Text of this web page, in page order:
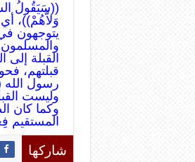
((سَيَقُولُ
وَلاَّهُمْ))،
يتوجهون
والمسلمون
القبلة
قبلتهم،
رسول الله
وليست
وكما كان
المستقيم
شاركها